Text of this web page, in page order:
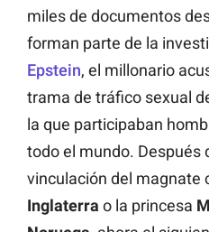
miles de documentos
forman parte de la
Epstein, el millonario
trama de tráfico sexual
la que participaban
todo el mundo. Después
vinculación del magnate
Inglaterra o la princesa